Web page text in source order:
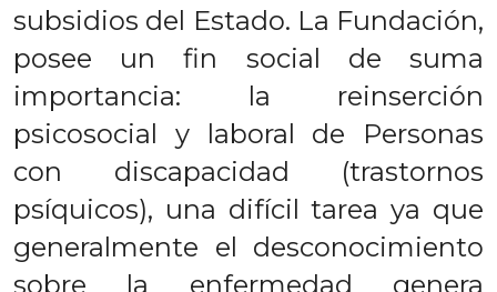
subsidios del Estado. La Fundación,
posee un fin social de suma
importancia: la reinserción
psicosocial y laboral de Personas
con discapacidad (trastornos
psíquicos), una difícil tarea ya que
generalmente el desconocimiento
sobre la enfermedad genera